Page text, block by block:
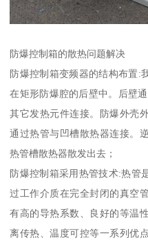
防爆控制箱的散热问题解决
防爆控制箱变频器的结构布置:
在矩形防爆腔的后壁中。后壁
其它发热元件连接。防爆外壳
通过热管与凹槽散热器连接。
热管槽散热器散发出去；
防爆控制箱采用热管技术:热管
过工作介质在完全封闭的真空
有高的导热系数、良好的等温
离传热、温度可控等一系列优